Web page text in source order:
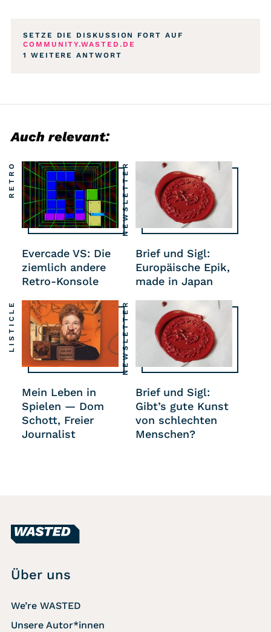
SETZE DIE DISKUSSION FORT AUF
COMMUNITY.WASTED.DE
1 WEITERE ANTWORT
Auch relevant:
Evercade VS: Die
ziemlich andere
Retro-Konsole
RETRO
Brief und Sigl:
Europäische Epik,
made in Japan
NEWSLETTER
Mein Leben in
Spielen — Dom
Schott, Freier
Journalist
LISTICLE
Brief und Sigl:
Gibt’s gute Kunst
von schlechten
Menschen?
NEWSLETTER
Über uns
We’re WASTED
Unsere Autor*innen